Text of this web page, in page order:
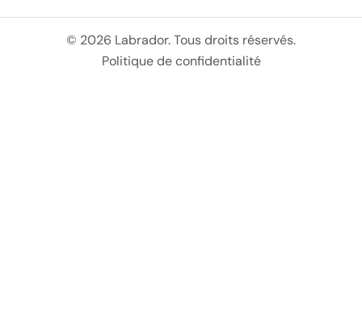
© 2026 Labrador. Tous droits réservés.
Politique de confidentialité